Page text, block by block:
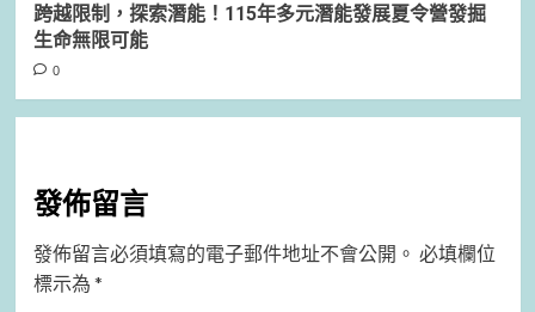
跨越限制，探索潛能！115年多元潛能發展夏令營發掘
生命無限可能
0
發佈留言
發佈留言必須填寫的電子郵件地址不會公開。 必填欄位
標示為 *